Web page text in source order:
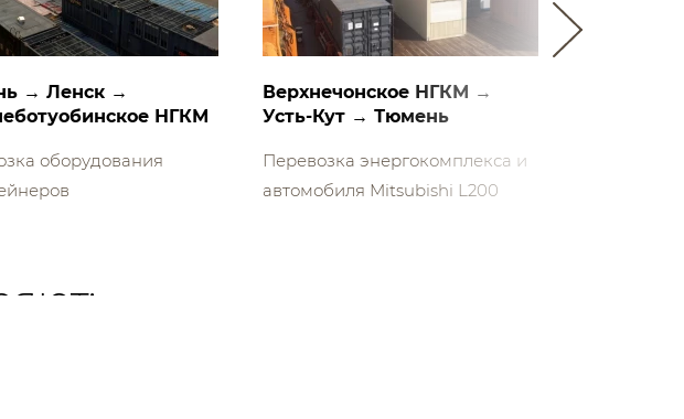
→ Ленск →
НГКМ
оборудования
Верхнечонское НГКМ →
Усть-Кут → Тюмень
Перевозка энергокомплекса и
автомобиля Mitsubishi L200